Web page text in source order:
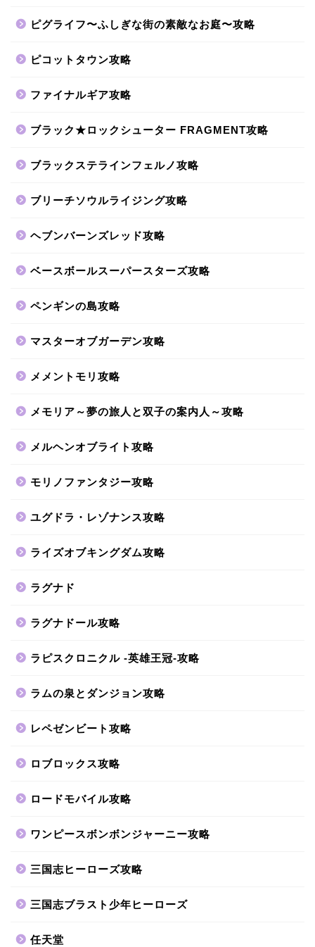
ピグライフ〜ふしぎな街の素敵なお庭〜攻略
ピコットタウン攻略
ファイナルギア攻略
ブラック★ロックシューター FRAGMENT攻略
ブラックステラインフェルノ攻略
ブリーチソウルライジング攻略
ヘブンバーンズレッド攻略
ベースボールスーパースターズ攻略
ペンギンの島攻略
マスターオブガーデン攻略
メメントモリ攻略
メモリア～夢の旅人と双子の案内人～攻略
メルヘンオブライト攻略
モリノファンタジー攻略
ユグドラ・レゾナンス攻略
ライズオブキングダム攻略
ラグナド
ラグナドール攻略
ラピスクロニクル -英雄王冠-攻略
ラムの泉とダンジョン攻略
レペゼンビート攻略
ロブロックス攻略
ロードモバイル攻略
ワンピースボンボンジャーニー攻略
三国志ヒーローズ攻略
三国志ブラスト少年ヒーローズ
任天堂